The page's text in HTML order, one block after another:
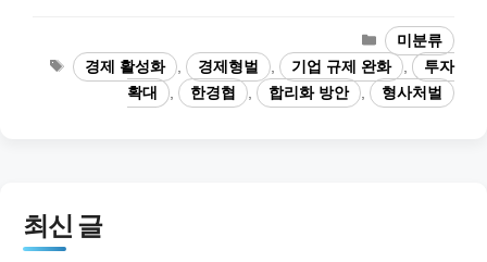
카
테
고
리
미분류
태
그
경제 활성화 경제형벌 기업 규제 완화
투자
확대
한경협 합리화 방안 형사처벌
최신 글